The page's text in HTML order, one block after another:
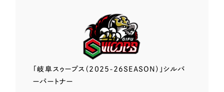
「岐阜スゥープス （2025-26SEASON）」 シルバ
ーパートナー